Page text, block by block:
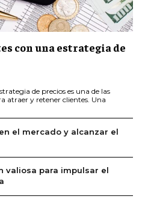
con una estrategia de
de precios es una de las
atraer y retener clientes. Una
el mercado y alcanzar el
valiosa para impulsar el